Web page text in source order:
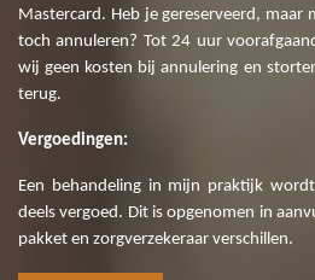
Mastercard. Heb je gereserveerd, maar
toch annuleren? Tot 24 uur
wij geen kosten bij annulering en
terug.
Vergoedingen:
Een behandeling in mijn praktijk
deels vergoed. Dit is opgenomen in
pakket en zorgverzekeraar verschillen.